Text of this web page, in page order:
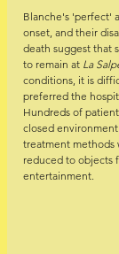
Blanche's 'perfect'
onset, and their
death suggest that
to remain at La
conditions, it is
preferred the
Hundreds of
closed
treatment methods
reduced to objects
entertainment.